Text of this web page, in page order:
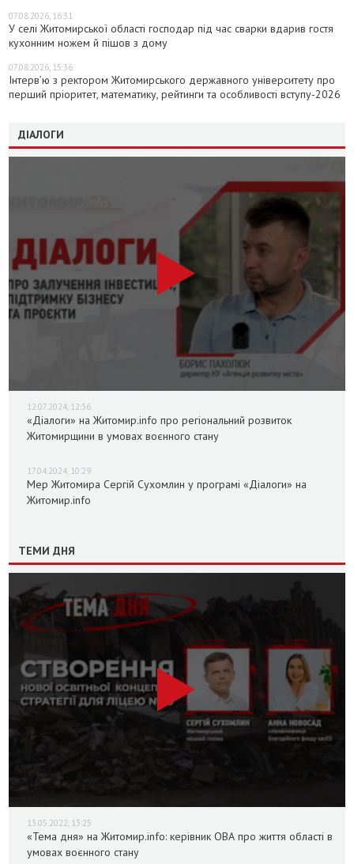
07.08.2026, 16:31
У селі Житомирської області господар під час сварки вдарив гостя
кухонним ножем й пішов з дому
07.08.2026, 15:36
Інтерв’ю з ректором Житомирського державного університету про
перший пріоритет, математику, рейтинги та особливості вступу-2026
ДІАЛОГИ
12.07.2024, 12:36
«Діалоги» на Житомир.info про регіональний розвиток
Житомирщини в умовах воєнного стану
17.04.2024, 10:29
Мер Житомира Сергій Сухомлин у програмі «Діалоги» на
Житомир.info
ТЕМИ ДНЯ
13.05.2022, 13:25
«Тема дня» на Житомир.info: керівник ОВА про життя області в
умовах воєнного стану